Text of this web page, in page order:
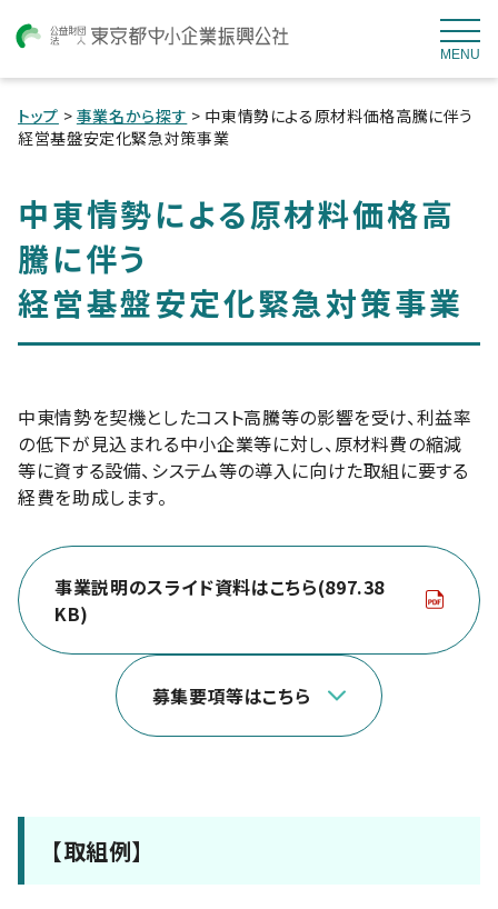
MENU
トップ > 事業名から探す > 中東情勢による原材料価格高騰に伴う
経営基盤安定化緊急対策事業
中東情勢による原材料価格高
騰に伴う
経営基盤安定化緊急対策事業
中東情勢を契機としたコスト高騰等の影響を受け、利益率
の低下が見込まれる中小企業等に対し、原材料費の縮減
等に資する設備、システム等の導入に向けた取組に要する
経費を助成します。
事業説明のスライド資料はこちら(897.38
KB)
募集要項等はこちら
【取組例】